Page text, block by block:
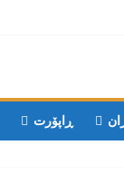
ڕاپۆرت